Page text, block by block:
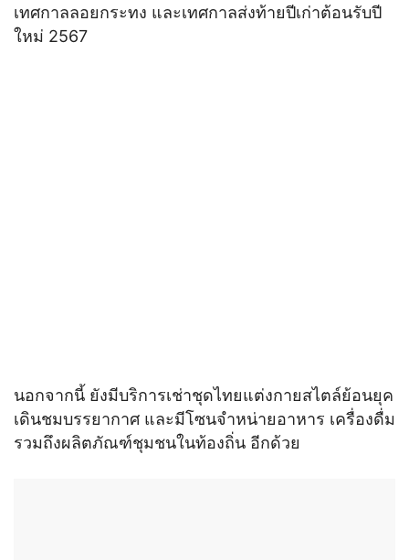
เทศกาลลอยกระทง และเทศกาลส่งท้ายปีเก่าต้อนรับปี
ใหม่ 2567
นอกจากนี้ ยังมีบริการเช่าชุดไทยแต่งกายสไตล์ย้อนยุค
เดินชมบรรยากาศ และมีโซนจำหน่ายอาหาร เครื่องดื่ม
รวมถึงผลิตภัณฑ์ชุมชนในท้องถิ่น อีกด้วย